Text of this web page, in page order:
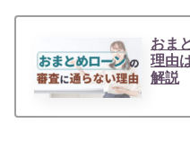
おま
理由
解説